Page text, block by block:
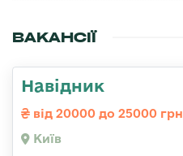
ВАКАНСІЇ
Навідник
від 20000 до 25000 грн
Київ